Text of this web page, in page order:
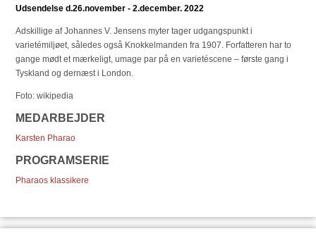
Udsendelse d.26.november - 2.december. 2022
Adskillige af Johannes V. Jensens myter tager udgangspunkt i
varietémiljøet, således også Knokkelmanden fra 1907. Forfatteren har to
gange mødt et mærkeligt, umage par på en varietéscene – første gang i
Tyskland og dernæst i London.
Foto: wikipedia
MEDARBEJDER
Karsten Pharao
PROGRAMSERIE
Pharaos klassikere